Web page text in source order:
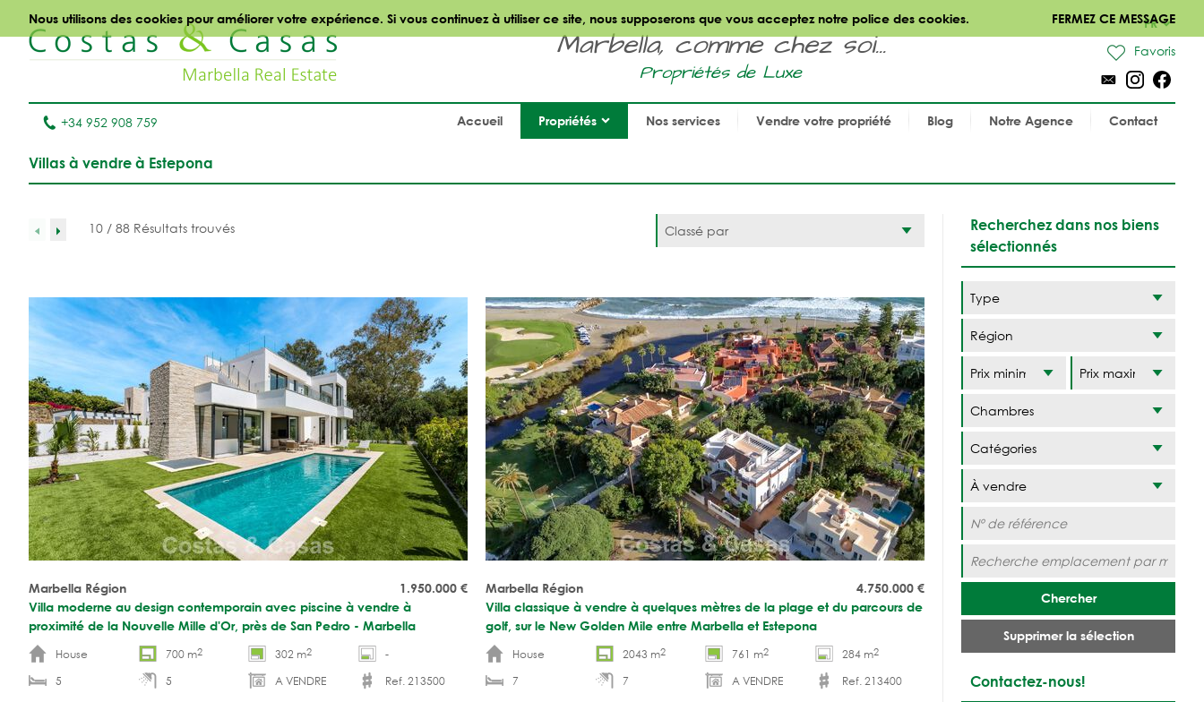
Nous utilisons des cookies pour améliorer votre expérience. Si vous continuez à utiliser ce site, nous supposerons que vous acceptez notre police des cookies. FERMEZ CE MESSAGE
Marbella, comme chez soi...
Propriétés de Luxe
FR
Favoris
+34 952 908 759 Accueil Propriétés Nos services Vendre votre propriété Blog Notre Agence Contact
Villas à vendre à Estepona
Classé par
10 / 88 Résultats trouvés
1.950.000 €
Marbella Région
Villa moderne au design contemporain avec piscine à vendre à
proximité de la Nouvelle Mille d'Or, près de San Pedro - Marbella
House
700 m2 302 m2
-
5
5 A VENDRE
Ref. 213500
4.750.000 €
Marbella Région
Villa classique à vendre à quelques mètres de la plage et du parcours de
golf, sur le New Golden Mile entre Marbella et Estepona
House
2043 m2 761 m2 284 m2
7 7 A VENDRE
Ref. 213400
Recherchez dans nos biens
sélectionnés
Région
Catégories
Chercher
Supprimer la sélection
Contactez-nous!